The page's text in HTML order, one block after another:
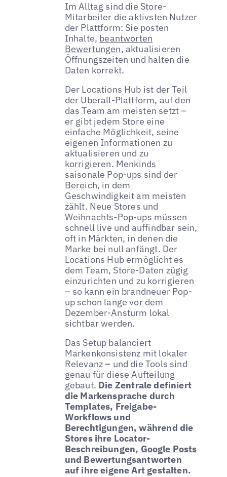
Im Alltag sind die Store-
Mitarbeiter die aktivsten Nutzer
der Plattform: Sie posten
Inhalte, beantworten
Bewertungen, aktualisieren
Öffnungszeiten und halten die
Daten korrekt.
Der Locations Hub ist der Teil
der Uberall-Plattform, auf den
das Team am meisten setzt –
er gibt jedem Store eine
einfache Möglichkeit, seine
eigenen Informationen zu
aktualisieren und zu
korrigieren. Menkinds
saisonale Pop-ups sind der
Bereich, in dem
Geschwindigkeit am meisten
zählt. Neue Stores und
Weihnachts-Pop-ups müssen
schnell live und auffindbar sein,
oft in Märkten, in denen die
Marke bei null anfängt. Der
Locations Hub ermöglicht es
dem Team, Store-Daten zügig
einzurichten und zu korrigieren
– so kann ein brandneuer Pop-
up schon lange vor dem
Dezember-Ansturm lokal
sichtbar werden.
Das Setup balanciert
Markenkonsistenz mit lokaler
Relevanz – und die Tools sind
genau für diese Aufteilung
gebaut. Die Zentrale definiert
die Markensprache durch
Templates, Freigabe-
Workflows und
Berechtigungen, während die
Stores ihre Locator-
Beschreibungen, Google Posts
und Bewertungsantworten
auf ihre eigene Art gestalten.